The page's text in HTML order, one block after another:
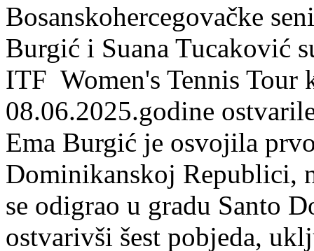
Bosanskohercegovačke
Burgić i Suana Tucaković
ITF Women's Tennis Tour
08.06.2025.godine
Ema Burgić je osvojila
Dominikanskoj Republici,
se odigrao u gradu Santo
ostvarivši šest pobjeda,